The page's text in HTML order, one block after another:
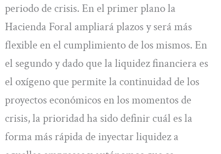
periodo de crisis. En el primer plano la
Hacienda Foral ampliará plazos y será más
flexible en el cumplimiento de los mismos. En
el segundo y dado que la liquidez financiera es
el oxígeno que permite la continuidad de los
proyectos económicos en los momentos de
crisis, la prioridad ha sido definir cuál es la
forma más rápida de inyectar liquidez a